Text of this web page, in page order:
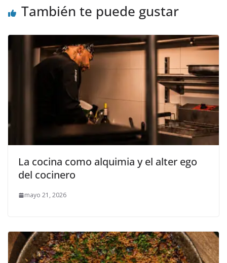
k r
También te puede gustar
La cocina como alquimia y el alter ego
del cocinero
mayo 21, 2026